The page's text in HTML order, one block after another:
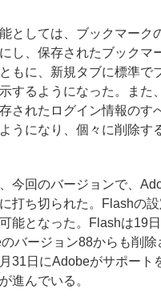
としては、ブックマーク
し、保存されたブックマ
もに、新規タブに標準で
するようになった。また
されたログイン情報のす
うになり、個々に削除す
今回のバージョンで、
打ち切られた。Flashの
能となった。Flashは19
バージョン88からも削
31日にAdobeがサポート
進んでいる。